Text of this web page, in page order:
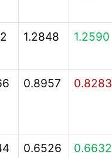
1.2848 1.2590
0.8957 0.8283
0.6526 0.6632